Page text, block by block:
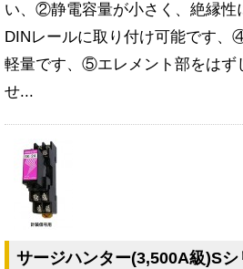
い、②静電容量が小さく、絶縁
DINレールに取り付け可能です、
軽量です、⑤エレメント部をはず
せ...
サージハンター(3,500A級)Sシ